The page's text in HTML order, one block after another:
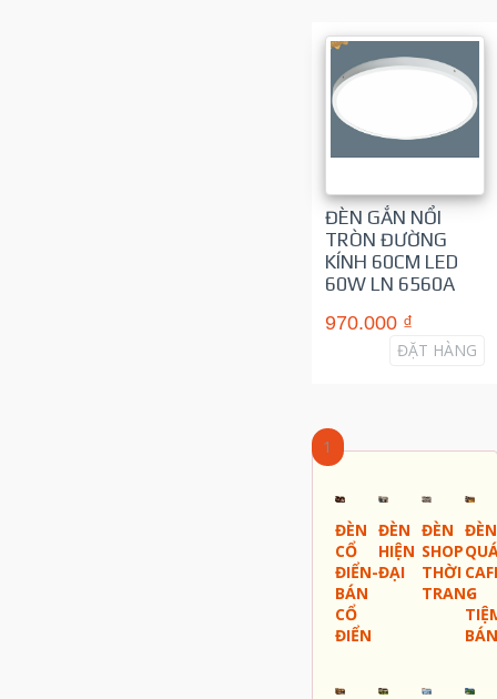
ĐÈN GẮN NỔI
TRÒN ĐƯỜNG
KÍNH 60CM LED
60W LN 6560A
970.000 ₫
ĐẶT HÀNG
1
ĐÈN
CỔ
ĐIỂN-
BÁN
CỔ
ĐIỂN
ĐÈN
HIỆN
ĐẠI
ĐÈN
SHOP
THỜI
TRANG
ĐÈN
-